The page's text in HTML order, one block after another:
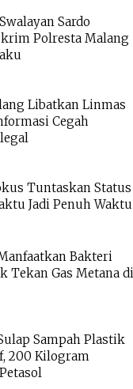
Sardo
Polresta Malang
Libatkan Linmas
Cegah
Tuntaskan Status
Jadi Penuh Waktu
Bakteri
Tekan Gas Metana di
Sampah Plastik
200 Kilogram